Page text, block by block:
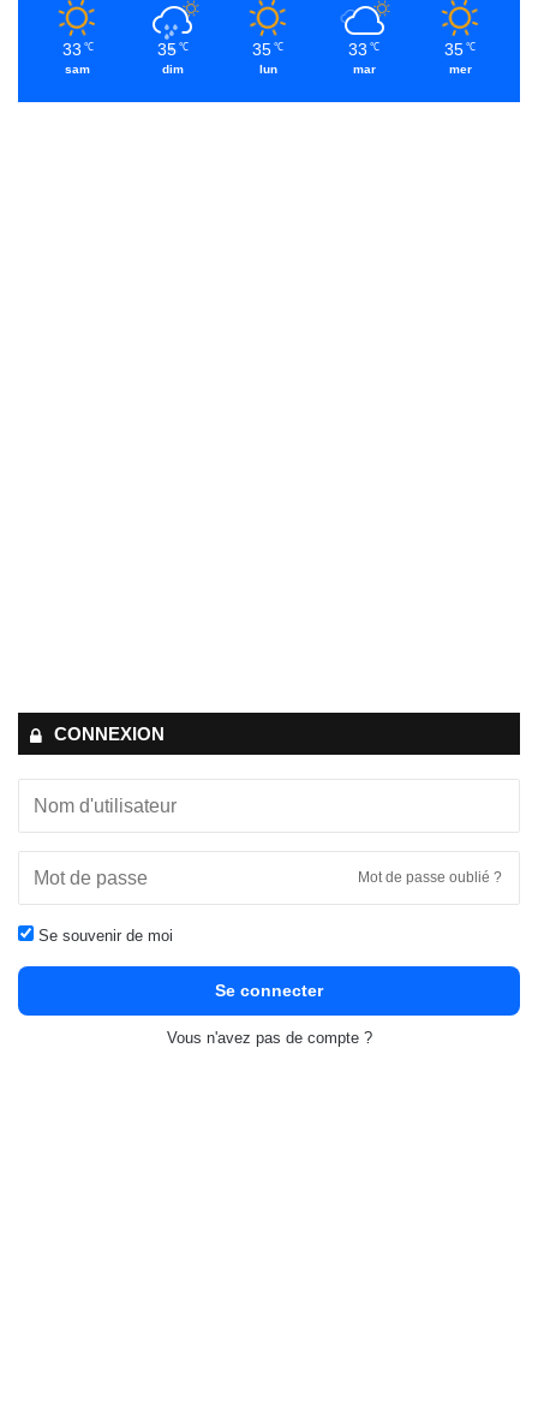
33 ℃
sam
35 ℃
dim
35 ℃
lun
33 ℃
mar
35 ℃
mer
CONNEXION
Mot de passe oublié ?
Se souvenir de moi
Se connecter
Vous n'avez pas de compte ?